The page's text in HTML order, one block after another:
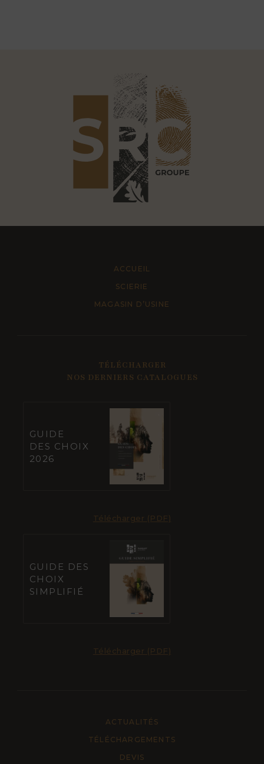
ACCUEIL
SCIERIE
MAGASIN D’USINE
TÉLÉCHARGER
NOS DERNIERS CATALOGUES
GUIDE
DES CHOIX
2026
Télécharger (PDF)
GUIDE DES
CHOIX
SIMPLIFIÉ
Télécharger (PDF)
ACTUALITÉS
TÉLÉCHARGEMENTS
DEVIS